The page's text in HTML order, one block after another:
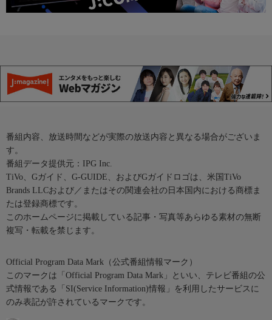
番組内容、放送時間などが実際の放送内容と異なる場合がございま
す。
番組データ提供元：IPG Inc.
TiVo、Gガイド、G-GUIDE、およびGガイドロゴは、米国TiVo
Brands LLCおよび／またはその関連会社の日本国内における商標ま
たは登録商標です。
このホームページに掲載している記事・写真等あらゆる素材の無断
複写・転載を禁じます。
Official Program Data Mark（公式番組情報マーク）
このマークは「Official Program Data Mark」といい、テレビ番組の公
式情報である「SI(Service Information)情報」を利用したサービスに
のみ表記が許されているマークです。